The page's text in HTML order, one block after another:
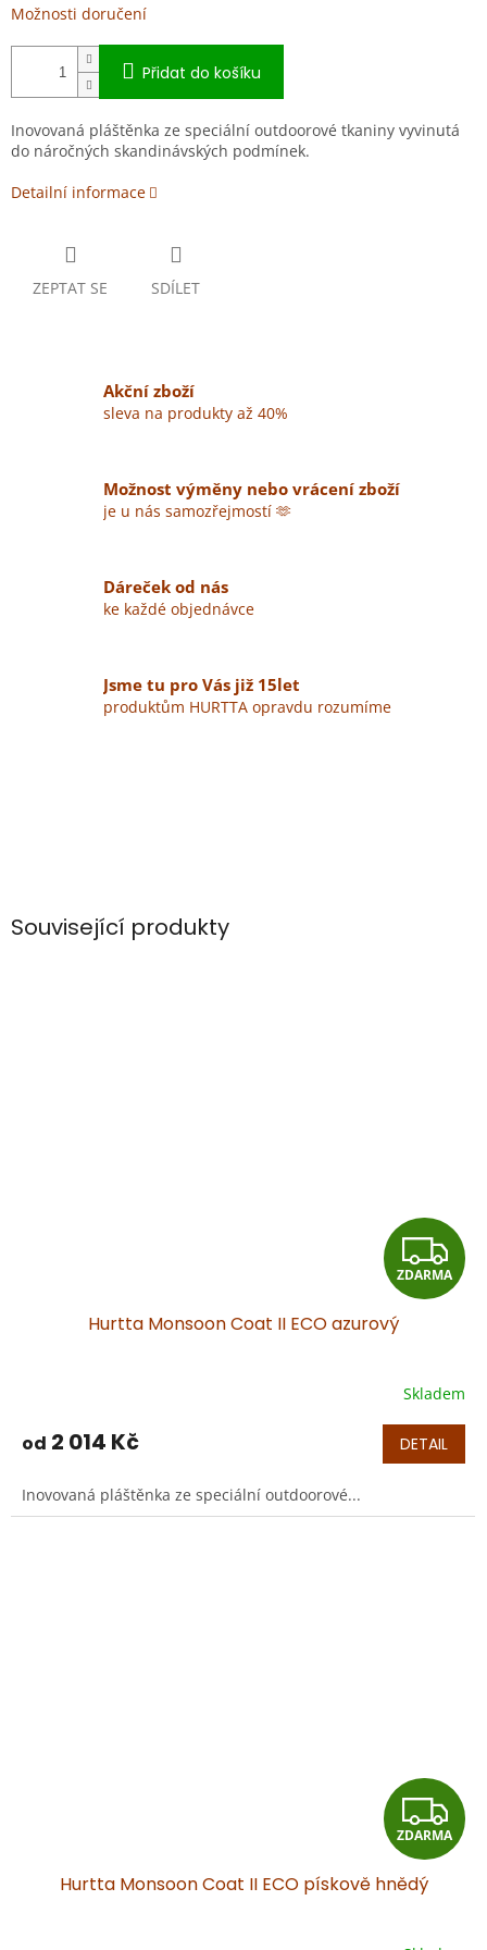
Možnosti doručení
Přidat do košíku
Inovovaná pláštěnka ze speciální outdoorové tkaniny vyvinutá
do náročných skandinávských podmínek.
Detailní informace
ZEPTAT SE SDÍLET
Akční zboží
sleva na produkty až 40%
Možnost výměny nebo vrácení zboží
je u nás samozřejmostí 🫶
Dáreček od nás
ke každé objednávce
Jsme tu pro Vás již 15let
produktům HURTTA opravdu rozumíme
Související produkty
Z
D
R
M
A
ZDARMA
Hurtta Monsoon Coat II ECO azurový
Skladem
od 2 014 Kč DETAIL
Inovovaná pláštěnka ze speciální outdoorové...
Z
D
ZDARMA
Hurtta Monsoon Coat II ECO pískově hnědý